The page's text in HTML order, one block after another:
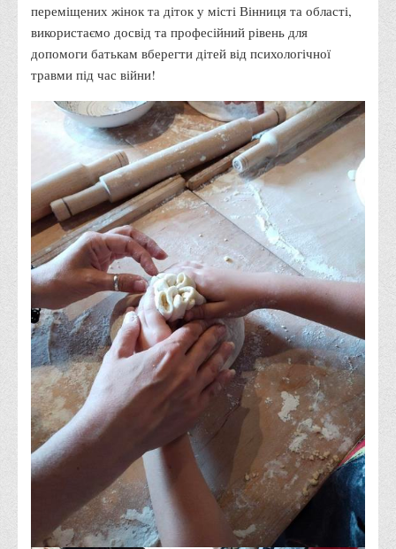
Рішення приймальної комісії
Порядок прийому
Правила прийому на навчання
Програми вступних випробувань
Перелік предметних тестів єдиного вступного фахового
випробування для вступу для здобуття ступеня магістра на
основі НРК6, НРК7
Положення про організацію та проведення вступних
випробувань
Відеозаписи вступних випробувань
Вступникам з ТОТ
Як обрати спеціальність: 10 порад вступникам
Ми в Telegram
Життя інституту
Рада студентського самоврядування
Студентський туристичний клуб "Way to Freedom"
Студентське наукове товариство «ВАТРА»
Асоціація випускників та друзів
Анкета випускника 2020-2026 років
Анкета випускника минулих років
переміщених жінок та діток у місті Вінниця та області,
використаємо досвід та професійний рівень для
допомоги батькам вберегти дітей від психологічної
травми під час війни!